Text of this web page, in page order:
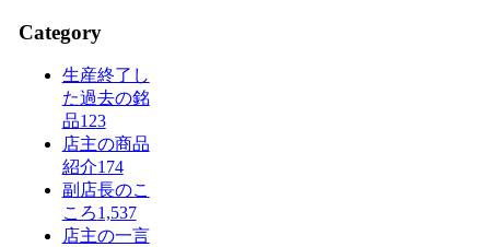
Category
生産終了し
た過去の銘
品123
店主の商品
紹介174
副店長のこ
ころ1,537
店主の一言